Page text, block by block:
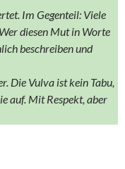
Im Gegenteil: Viele
diesen Mut in Worte
beschreiben und
Die Vulva ist kein Tabu,
auf. Mit Respekt, aber